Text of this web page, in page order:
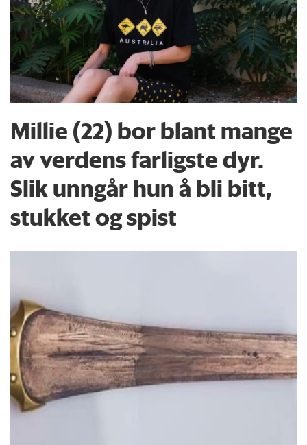
Millie (22) bor blant mange
av verdens farligste dyr.
Slik unngår hun å bli bitt,
stukket og spist